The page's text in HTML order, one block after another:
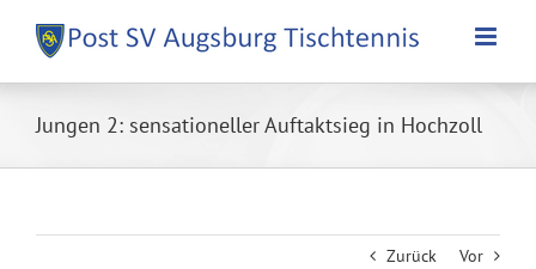
Inhalt
springen
Jungen 2: sensationeller Auftaktsieg in Hochzoll
Zurück Vor